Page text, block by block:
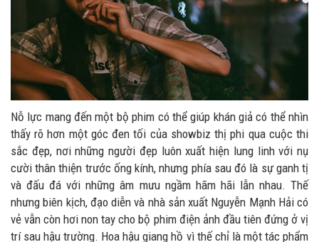
Nỗ lực mang đến một bộ phim có thể giúp khán giả có thể nhìn
thấy rõ hơn một góc đen tối của showbiz thị phi qua cuộc thi
sắc đẹp, nơi những người đẹp luôn xuất hiện lung linh với nụ
cười thân thiện trước ống kính, nhưng phía sau đó là sự ganh tị
và đấu đá với những âm mưu ngầm hãm hãi lẫn nhau. Thế
nhưng biên kịch, đạo diễn và nhà sản xuất Nguyễn Mạnh Hải có
vẻ vẫn còn hơi non tay cho bộ phim điện ảnh đầu tiên đứng ở vị
trí sau hậu trường. Hoa hậu giang hồ vì thế chỉ là một tác phẩm